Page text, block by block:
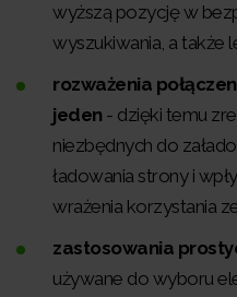
wyższą pozycję w
wyszukiwania, a także
rozważenia
jeden - dzięki temu
niezbędnych do
ładowania strony i
wrażenia korzystania
zastosowania
używane do wyboru